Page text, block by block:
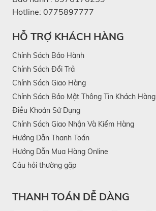
Hotline: 0775897777
HỖ TRỢ KHÁCH HÀNG
Chính Sách Bảo Hành
Chính Sách Đổi Trả
Chính Sách Giao Hàng
Chính Sách Bảo Mật Thông Tin Khách Hàng
Điều Khoản Sử Dụng
Chính Sách Giao Nhận Và Kiểm Hàng
Hướng Dẫn Thanh Toán
Hướng Dẫn Mua Hàng Online
Câu hỏi thường gặp
THANH TOÁN DỄ DÀNG